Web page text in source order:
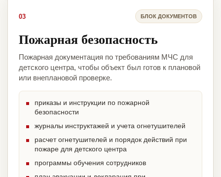
03 БЛОК ДОКУМЕНТОВ
Пожарная безопасность
Пожарная документация по требованиям МЧС для
детского центра, чтобы объект был готов к плановой
или внеплановой проверке.
приказы и инструкции по пожарной
безопасности
журналы инструктажей и учета огнетушителей
расчет огнетушителей и порядок действий при
пожаре для детского центра
программы обучения сотрудников